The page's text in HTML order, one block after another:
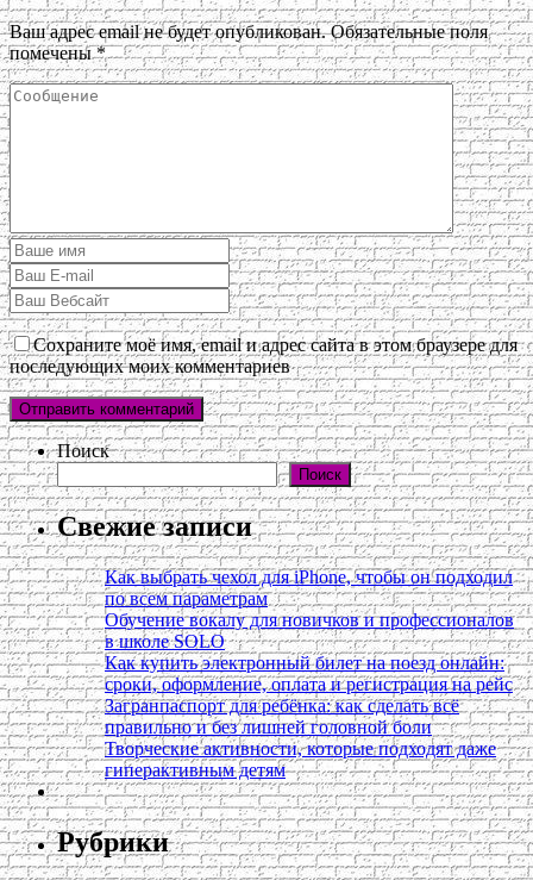
Ваш адрес email не будет опубликован. Обязательные поля
помечены*
Сохраните моё имя, email и адрес сайта в этом браузере для
последующих моих комментариев
Поиск
Поиск
Свежие записи
Как выбрать чехол для iPhone, чтобы он подходил
по всем параметрам
Обучение вокалу для новичков и профессионалов
в школе SOLO
Как купить электронный билет на поезд онлайн:
сроки, оформление, оплата и регистрация на рейс
Загранпаспорт для ребёнка: как сделать всё
правильно и без лишней головной боли
Творческие активности, которые подходят даже
гиперактивным детям
Рубрики